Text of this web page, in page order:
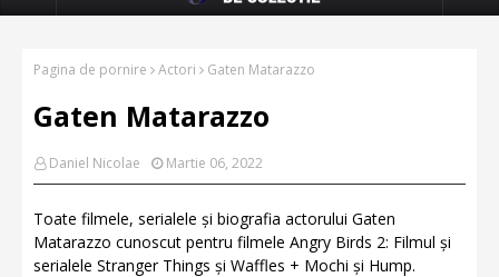
Pagina de pornire Actori Gaten Matarazzo
Gaten Matarazzo
Daniel Nicolae Martie 06, 2022
Toate filmele, serialele și biografia actorului Gaten
Matarazzo cunoscut pentru filmele Angry Birds 2: Filmul și
serialele Stranger Things și Waffles + Mochi și Hump.